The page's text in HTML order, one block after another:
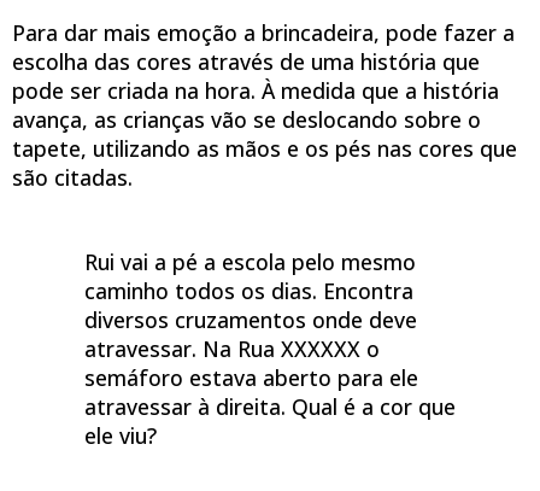
Para dar mais emoção a brincadeira, pode fazer a
escolha das cores através de uma história que
pode ser criada na hora. À medida que a história
avança, as crianças vão se deslocando sobre o
tapete, utilizando as mãos e os pés nas cores que
são citadas.
Rui vai a pé a escola pelo mesmo
caminho todos os dias. Encontra
diversos cruzamentos onde deve
atravessar. Na Rua XXXXXX o
semáforo estava aberto para ele
atravessar à direita. Qual é a cor que
ele viu?